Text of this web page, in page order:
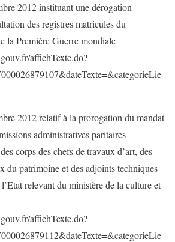
2012 instituant une dérogation
des registres matricules du
la Première Guerre mondiale
affichTexte.do?
2012 relatif à la prorogation du mandat
administratives paritaires
corps des chefs de travaux d’art, des
du patrimoine et des adjoints techniques
relevant du ministère de la culture et
affichTexte.do?